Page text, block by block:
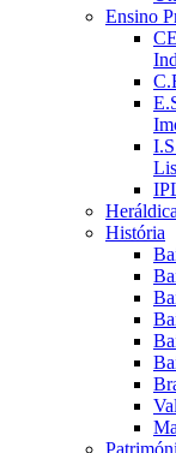
Ensino
Heráldica
História